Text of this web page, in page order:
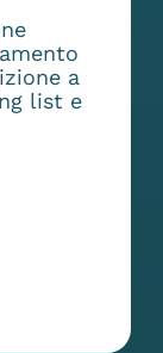
a
list e